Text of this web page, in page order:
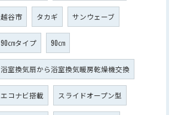
越谷市 タカギ サンウェーブ
90㎝タイプ 90㎝
浴室換気扇から浴室換気暖房乾燥機交換
エコナビ搭載 スライドオープン型